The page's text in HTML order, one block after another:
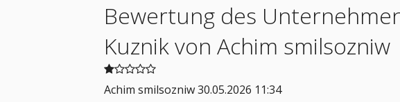
Bewertung des
Kuznikvon Achim smilsozniw
Achim smilsozniw30.05.2026 11:34